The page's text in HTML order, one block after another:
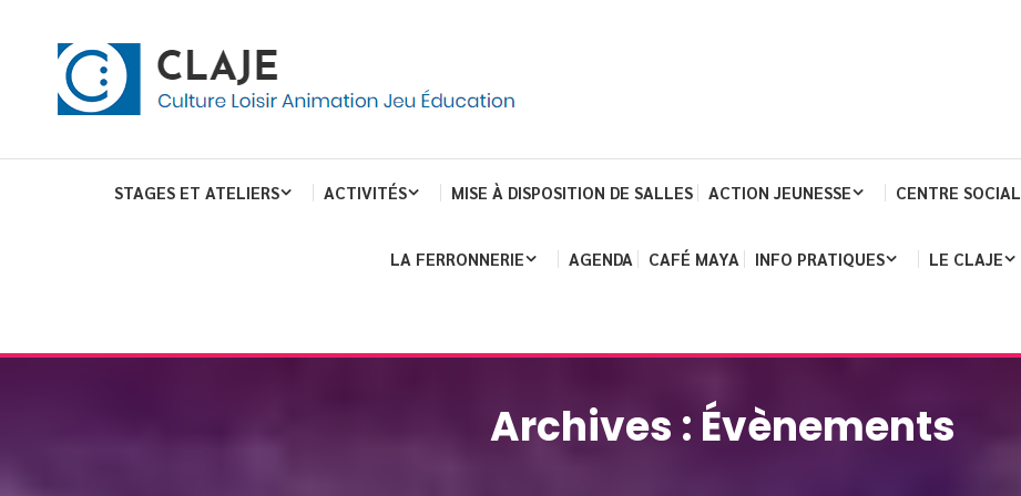
Claje
STAGES ET ATELIERS ACTIVITÉS MISE À DISPOSITION DE SALLES ACTION JEUNESSE CENTRE SOCIAL
LA FERRONNERIE AGENDA CAFÉ MAYA INFO PRATIQUES LE CLAJE
Archives : Évènements